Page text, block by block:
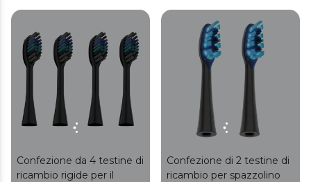
Confezione da 4 testine di
ricambio rigide per il
Confezione di 2 testine di
ricambio per spazzolino